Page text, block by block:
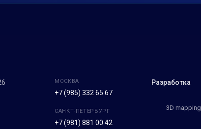
МОСКВА
+7 (985) 332 65 67
САНКТ-ПЕТЕРБУРГ
+7 (981) 881 00 42
Разработка
3D mapping